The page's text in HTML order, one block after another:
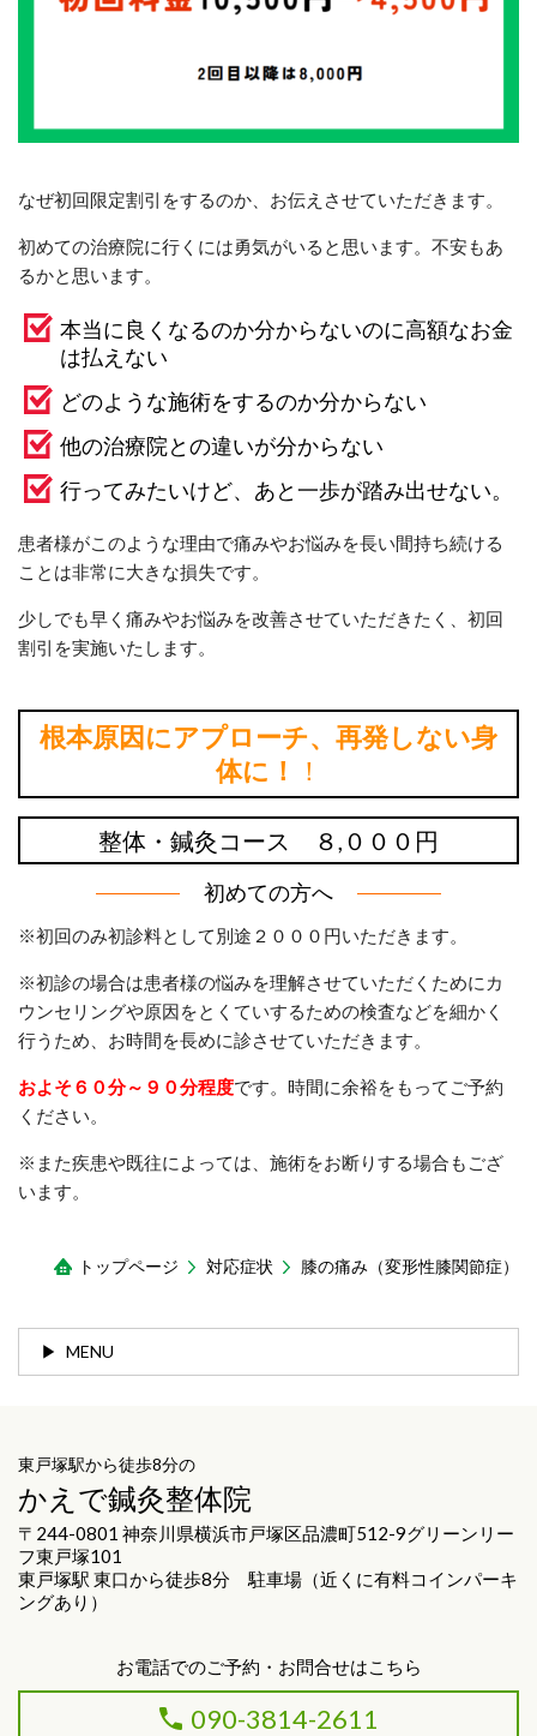
なぜ初回限定割引をするのか、お伝えさせていただきます。
初めての治療院に行くには勇気がいると思います。不安もあ
るかと思います。
本当に良くなるのか分からないのに高額なお金
は払えない
どのような施術をするのか分からない
他の治療院との違いが分からない
行ってみたいけど、あと一歩が踏み出せない。
患者様がこのような理由で痛みやお悩みを長い間持ち続ける
ことは非常に大きな損失です。
少しでも早く痛みやお悩みを改善させていただきたく、初回
割引を実施いたします。
根本原因にアプローチ、再発しない身
体に！
！
整体・鍼灸コース ８,０００円
初めての方へ
※初回のみ初診料として別途２０００円いただきます。
※初診の場合は患者様の悩みを理解させていただくためにカ
ウンセリングや原因をとくていするための検査などを細かく
行うため、お時間を長めに診させていただきます。
およそ６０分～９０分程度です。時間に余裕をもってご予約
ください。
※また疾患や既往によっては、施術をお断りする場合もござ
います。
トップページ 対応症状 膝の痛み（変形性膝関節症）
MENU
東戸塚駅から徒歩8分の
かえで鍼灸整体院
〒244-0801 神奈川県横浜市戸塚区品濃町512-9グリーンリー
フ東戸塚101
東戸塚駅 東口から徒歩8分 駐車場（近くに有料コインパーキ
ングあり）
お電話でのご予約・お問合せはこちら
090-3814-2611